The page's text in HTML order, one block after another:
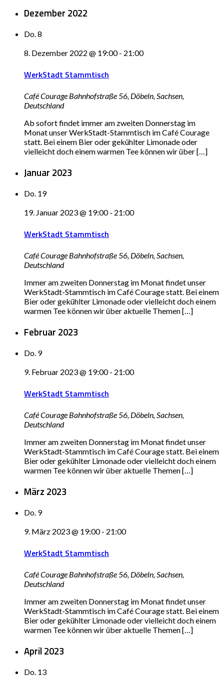
Dezember 2022
Do.8
8. Dezember 2022 @ 19:00- 21:00
WerkStadt Stammtisch
Café Courage Bahnhofstraße 56, Döbeln, Sachsen,
Deutschland
Ab sofort findet immer am zweiten Donnerstag im
Monat unser WerkStadt-Stammtisch im Café Courage
statt. Bei einem Bier oder gekühlter Limonade oder
vielleicht doch einem warmen Tee können wir über […]
Januar 2023
Do. 19
19. Januar 2023 @ 19:00- 21:00
WerkStadt Stammtisch
Café Courage Bahnhofstraße 56, Döbeln, Sachsen,
Deutschland
Immer am zweiten Donnerstag im Monat findet unser
WerkStadt-Stammtisch im Café Courage statt. Bei einem
Bier oder gekühlter Limonade oder vielleicht doch einem
warmen Tee können wir über aktuelle Themen […]
Februar 2023
Do. 9
9. Februar 2023 @ 19:00- 21:00
WerkStadt Stammtisch
Café Courage Bahnhofstraße 56, Döbeln, Sachsen,
Deutschland
Immer am zweiten Donnerstag im Monat findet unser
WerkStadt-Stammtisch im Café Courage statt. Bei einem
Bier oder gekühlter Limonade oder vielleicht doch einem
warmen Tee können wir über aktuelle Themen […]
März 2023
Do. 9
9. März 2023 @ 19:00- 21:00
WerkStadt Stammtisch
Café Courage Bahnhofstraße 56, Döbeln, Sachsen,
Deutschland
Immer am zweiten Donnerstag im Monat findet unser
WerkStadt-Stammtisch im Café Courage statt. Bei einem
Bier oder gekühlter Limonade oder vielleicht doch einem
warmen Tee können wir über aktuelle Themen […]
April 2023
Do. 13